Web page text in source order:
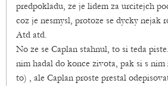
predpokladu, ze je lidem za urcitejch
coz je nesmysl, protoze se dycky nejak
Atd atd.
No ze se Caplan stahnul, to si teda
nim hadal do konce zivota, pak si s
to) , ale Caplan proste prestal